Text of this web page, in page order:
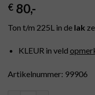
€ 80,-
Ton t/m 225L in de lak
KLEUR in veld
Artikelnummer: 99906